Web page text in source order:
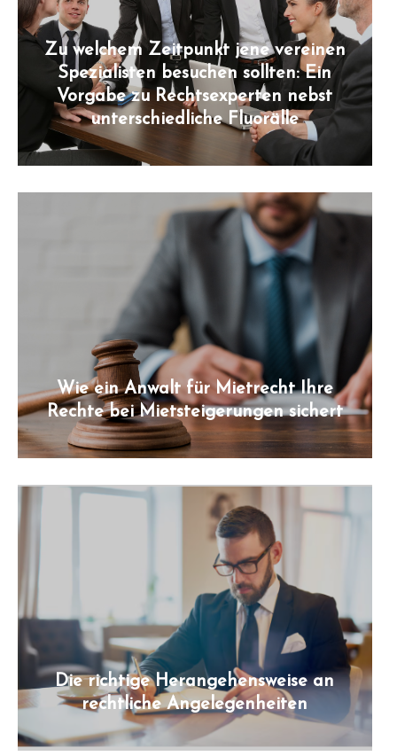
Zu welchem Zeitpunkt jene vereinen
Spezialisten besuchen sollten: Ein
Vorgabe zu Rechtsexperten nebst
unterschiedliche Fluorälle
Wie ein Anwalt für Mietrecht Ihre
Rechte bei Mietsteigerungen sichert
Die richtige Herangehensweise an
rechtliche Angelegenheiten